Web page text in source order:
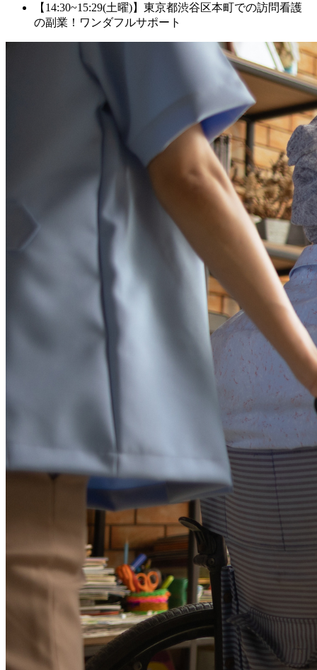
【14:30~15:29(土曜)】東京都渋谷区本町での訪問看護
の副業！ワンダフルサポート